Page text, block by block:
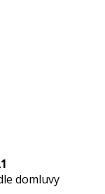
domluvy